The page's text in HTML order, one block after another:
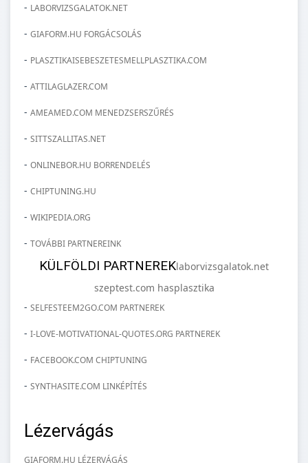
- LABORVIZSGALATOK.NET
- GIAFORM.HU FORGÁCSOLÁS
- PLASZTIKAISEBESZETESMELLPLASZTIKA.COM
- ATTILAGLAZER.COM
- AMEAMED.COM MENEDZSERSZŰRÉS
- SITTSZALLITAS.NET
- ONLINEBOR.HU BORRENDELÉS
- CHIPTUNING.HU
- WIKIPEDIA.ORG
- TOVÁBBI PARTNEREINK
KÜLFÖLDI PARTNEREKlaborvizsgalatok.net
szeptest.com hasplasztika
- SELFESTEEM2GO.COM PARTNEREK
- I-LOVE-MOTIVATIONAL-QUOTES.ORG PARTNEREK
- FACEBOOK.COM CHIPTUNING
- SYNTHASITE.COM LINKÉPÍTÉS
Lézervágás
GIAFORM.HU LÉZERVÁGÁS